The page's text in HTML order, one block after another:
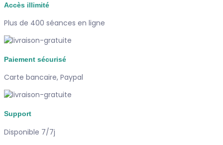
Accès illimité
Plus de 400 séances en ligne
Paiement sécurisé
Carte bancaire, Paypal
Support
Disponible 7/7j